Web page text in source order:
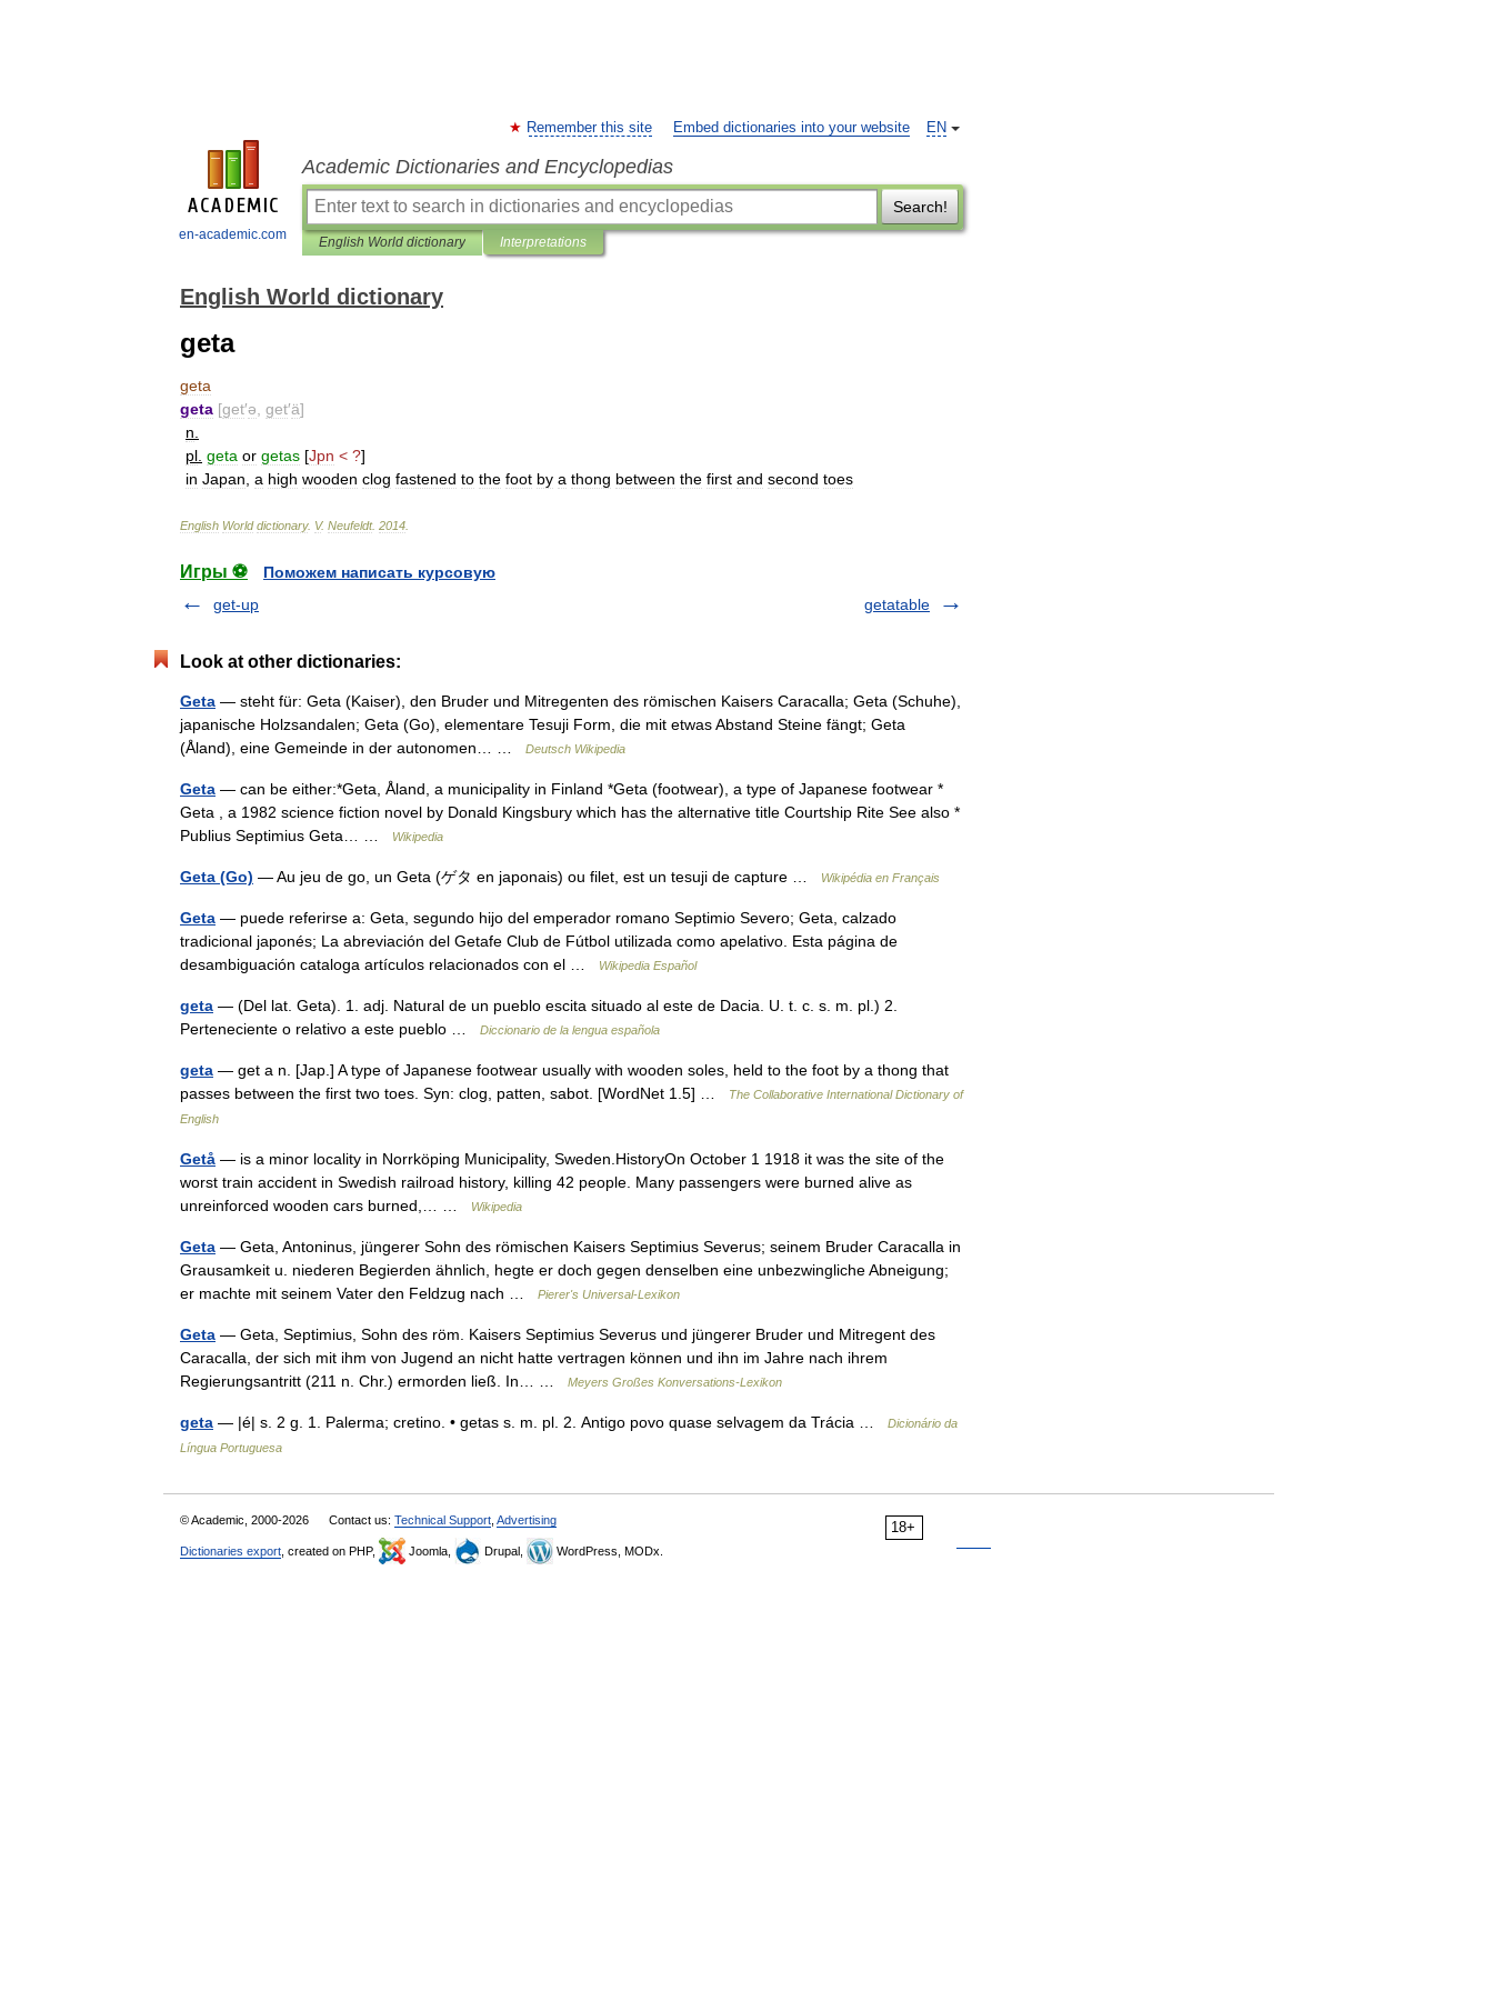
en-academic.com
EN
Remember this site Embed dictionaries into your website
Academic Dictionaries and Encyclopedias
Search!
English World dictionary Interpretations
English World dictionary
geta
geta
geta [get′ə get′ä]
n
pl geta or getas [Jpn < ?]
in Japan a high wooden clog fastened to the foot by a thong between the first and second toes
English World dictionary. V. Neufeldt. 2014
Игры ⚽
Поможем написать курсовую
get-up
getatable
Look at other dictionaries:
Geta — steht für: Geta (Kaiser), den Bruder und Mitregenten des römischen Kaisers Caracalla; Geta (Schuhe),
japanische Holzsandalen; Geta (Go), elementare Tesuji Form, die mit etwas Abstand Steine fängt; Geta
(Åland), eine Gemeinde in der autonomen… …
Deutsch Wikipedia
Geta — can be either:*Geta, Åland, a municipality in Finland *Geta (footwear), a type of Japanese footwear *
Geta , a 1982 science fiction novel by Donald Kingsbury which has the alternative title Courtship Rite See also *
Publius Septimius Geta… …
Wikipedia
Geta (Go) — Au jeu de go, un Geta (ゲタ en japonais) ou filet, est un tesuji de capture … Wikipédia en Français
Geta — puede referirse a: Geta, segundo hijo del emperador romano Septimio Severo; Geta, calzado
tradicional japonés; La abreviación del Getafe Club de Fútbol utilizada como apelativo. Esta página de
desambiguación cataloga artículos relacionados con el …
Wikipedia Español
geta — (Del lat. Geta). 1. adj. Natural de un pueblo escita situado al este de Dacia. U. t. c. s. m. pl.) 2.
Perteneciente o relativo a este pueblo …
Diccionario de la lengua española
geta — get a n. [Jap.] A type of Japanese footwear usually with wooden soles, held to the foot by a thong that
passes between the first two toes. Syn: clog, patten, sabot. [WordNet 1.5] …
The Collaborative International Dictionary of
English
Getå — is a minor locality in Norrköping Municipality, Sweden.HistoryOn October 1 1918 it was the site of the
worst train accident in Swedish railroad history, killing 42 people. Many passengers were burned alive as
unreinforced wooden cars burned,… …
Wikipedia
Geta — Geta, Antoninus, jüngerer Sohn des römischen Kaisers Septimius Severus; seinem Bruder Caracalla in
Grausamkeit u. niederen Begierden ähnlich, hegte er doch gegen denselben eine unbezwingliche Abneigung;
er machte mit seinem Vater den Feldzug nach …
Pierer's Universal-Lexikon
Geta — Geta, Septimius, Sohn des röm. Kaisers Septimius Severus und jüngerer Bruder und Mitregent des
Caracalla, der sich mit ihm von Jugend an nicht hatte vertragen können und ihn im Jahre nach ihrem
Regierungsantritt (211 n. Chr.) ermorden ließ. In… …
Meyers Großes Konversations-Lexikon
geta — |é| s. 2 g. 1. Palerma; cretino. • getas s. m. pl. 2. Antigo povo quase selvagem da Trácia …
Dicionário da
Língua Portuguesa
18+
© Academic, 2000-2026 Contact us: Technical Support Advertising
Dictionaries export , created on PHP, Joomla, Drupal, WordPress, MODx.